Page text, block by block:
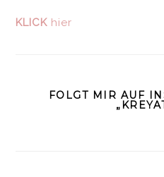
KLICK hier
FOLGT MIR AUF